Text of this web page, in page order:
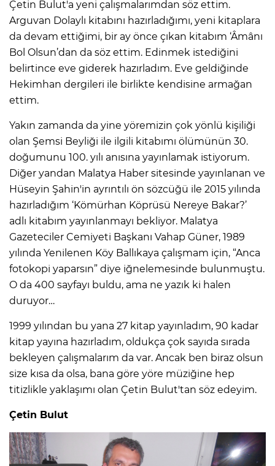
Çetin Bulut'a yeni çalışmalarımdan söz ettim.
Arguvan Dolaylı kitabını hazırladığımı, yeni kitaplara
da devam ettiğimi, bir ay önce çıkan kitabım ‘Âmânı
Bol Olsun’dan da söz ettim. Edinmek istediğini
belirtince eve giderek hazırladım. Eve geldiğinde
Hekimhan dergileri ile birlikte kendisine armağan
ettim.
Yakın zamanda da yine yöremizin çok yönlü kişiliği
olan Şemsi Beyliği ile ilgili kitabımı ölümünün 30.
doğumunu 100. yılı anısına yayınlamak istiyorum.
Diğer yandan Malatya Haber sitesinde yayınlanan ve
Hüseyin Şahin'in ayrıntılı ön sözcüğü ile 2015 yılında
hazırladığım ‘Kömürhan Köprüsü Nereye Bakar?’
adlı kitabım yayınlanmayı bekliyor. Malatya
Gazeteciler Cemiyeti Başkanı Vahap Güner, 1989
yılında Yenilenen Köy Ballıkaya çalışmam için, “Anca
fotokopi yaparsın” diye iğnelemesinde bulunmuştu.
O da 400 sayfayı buldu, ama ne yazık ki halen
duruyor…
1999 yılından bu yana 27 kitap yayınladım, 90 kadar
kitap yayına hazırladım, oldukça çok sayıda sırada
bekleyen çalışmalarım da var. Ancak ben biraz olsun
size kısa da olsa, bana göre yöre müziğine hep
titizlikle yaklaşımı olan Çetin Bulut'tan söz edeyim.
Çetin Bulut